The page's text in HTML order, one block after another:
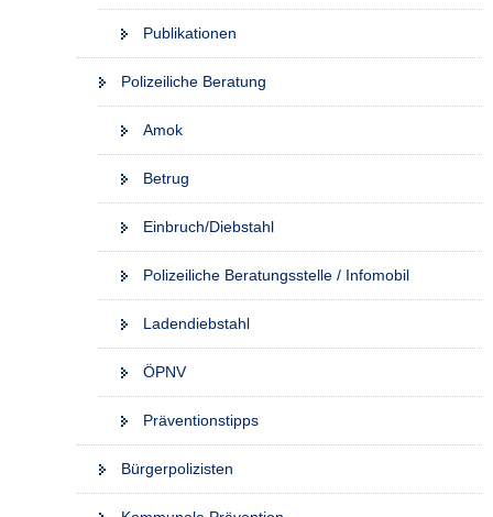
Publikationen
Polizeiliche Beratung
Amok
Betrug
Einbruch/Diebstahl
Polizeiliche Beratungsstelle / Infomobil
Ladendiebstahl
ÖPNV
Präventionstipps
Bürgerpolizisten